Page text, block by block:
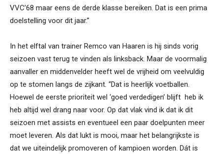
VVC’68 maar eens de derde klasse bereiken. Dat is een prima
doelstelling voor dit jaar.”
In het elftal van trainer Remco van Haaren is hij sinds vorig
seizoen vast terug te vinden als linksback. Maar de voormalig
aanvaller en middenvelder heeft wel de vrijheid om veelvuldig
op te stomen langs de zijkant. “Dat is heerlijk voetballen.
Hoewel de eerste prioriteit wel ‘goed verdedigen’ blijft heb ik
heb altijd wel drang naar voor. Op dat vlak vind ik dat ik dit
seizoen met assists en eventueel een paar doelpunten meer
moet leveren. Als dat lukt is mooi, maar het belangrijkste is
dat we uiteindelijk promoveren of kampioen worden. Dát is